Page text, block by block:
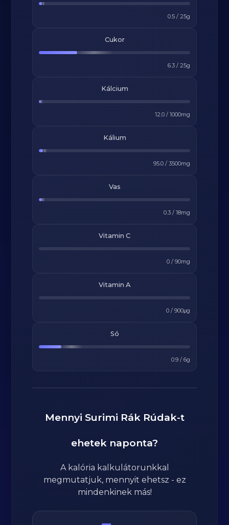
0.5/ 25g
Cukor
6.3/ 25g
Kálcium
12.0/ 1000mg
Kálium
95.0/ 3500mg
Vas
0.3/ 18mg
Vitamin C
0/ 90mg
Vitamin A
0/ 900μg
Só
0.9/ 6g
Mennyi Surimi Rák Rúdak-t
ehetek naponta?
A kalória kalkulátorunkkal
megmutatjuk, mennyit ehetsz - ez
mindenkinek más!